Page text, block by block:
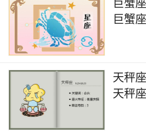
快速的升温，也会有助于
事宜。工作方面，在对接
中，也会进展得比较顺利。
天秤座2024年5月详解
5月3日，冥王星在水瓶
的力量对于感情恋爱领域会
巨蟹
巨蟹
天秤
天秤